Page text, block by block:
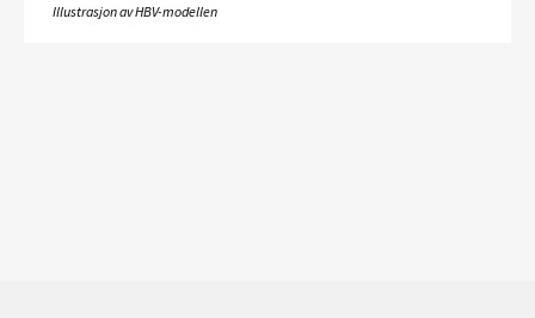
Illustrasjon av HBV-modellen